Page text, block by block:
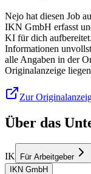
Nejo hat diesen Job
IKN GmbH erfasst
KI für dich
Informationen
alle Angaben in der
Originalanzeige
Zur
Über das
IK
Für Arbeitgeber
IKN GmbH